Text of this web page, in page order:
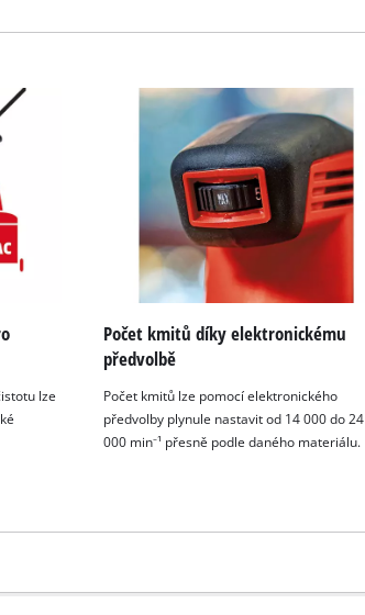
služby Google Maps
váš souhlas!
is not permitted to load due
that are not disclosed to the
website owner needs to setup
their CMP to add this content
list of technologies used.
Management Platform
lze
Počet kmitů díky elektronickému
předvolbě
Počet kmitů lze pomocí elektronického
předvolby plynule nastavit od 14 000 do 24
000 min⁻¹ přesně podle daného materiálu.